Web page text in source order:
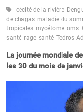
cécité de la rivière
de chagas maladie du
tropicales mycétome oms
santé rage santé Tedros
La journée mondiale
les 30 du mois de